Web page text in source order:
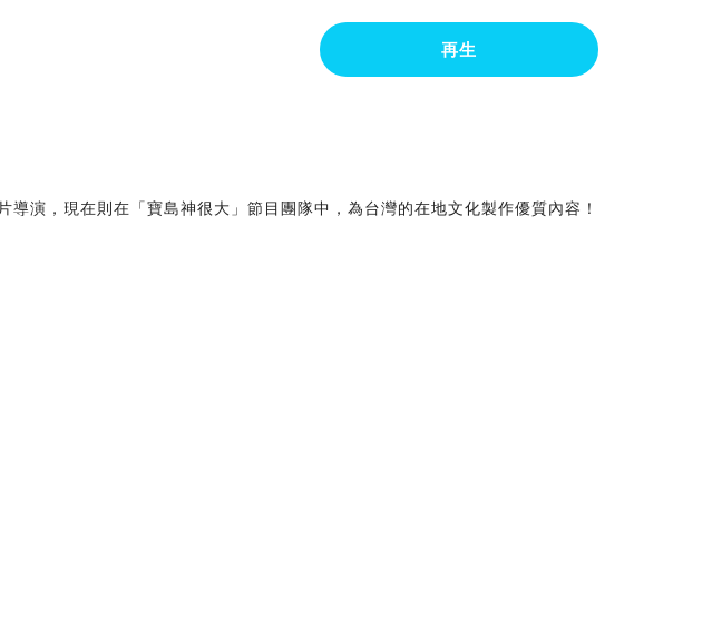
再生
演，現在則在「寶島神很大」節目團隊中，為台灣的在地文化製作優質內容！